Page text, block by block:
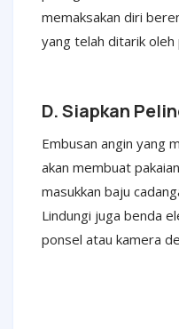
memaksakan diri
yang telah ditarik oleh
D. Siapkan
Embusan angin yang
akan membuat
masukkan baju
Lindungi juga benda
ponsel atau kamera